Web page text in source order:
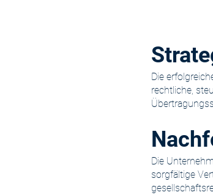
Die
rechtliche,
Die
sorgfältige